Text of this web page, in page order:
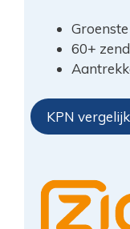
60+
KPN